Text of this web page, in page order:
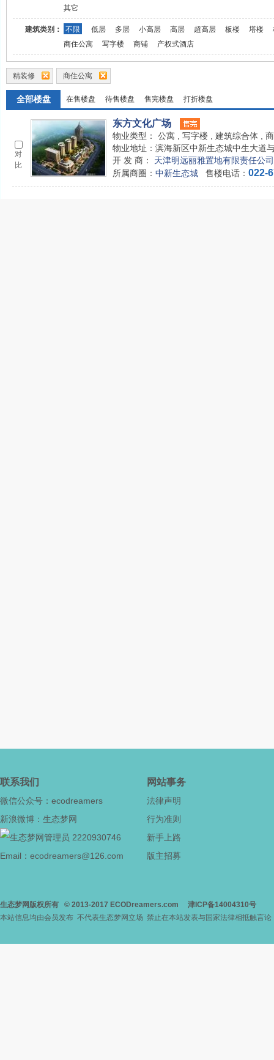
其它
建筑类别： 不限 低层 多层 小高层 高层 超高层 板楼 塔楼
商住公寓
写字楼 商铺 产权式酒店
精装修 商住公寓
全部楼盘 在售楼盘 待售楼盘 售完楼盘 打折楼盘
对
比
东方文化广场
物业类型：
公寓 , 写字楼 , 建筑综合体 ,
物业地址：滨海新区中新生态城中生大道
开 发 商： 天津明远丽雅置地有限责任公司
所属商圈： 中新生态城 售楼电话： 022-
联系我们
微信公众号：ecodreamers
新浪微博：生态梦网
2220930746
Email：ecodreamers@126.com
网站事务
法律声明
行为准则
新手上路
版主招募
生态梦网版权所有 © 2013-2017 ECODreamers.com
津ICP备14004310号
本站信息均由会员发布 不代表生态梦网立场 禁止在本站发表与国家法律相抵触言论